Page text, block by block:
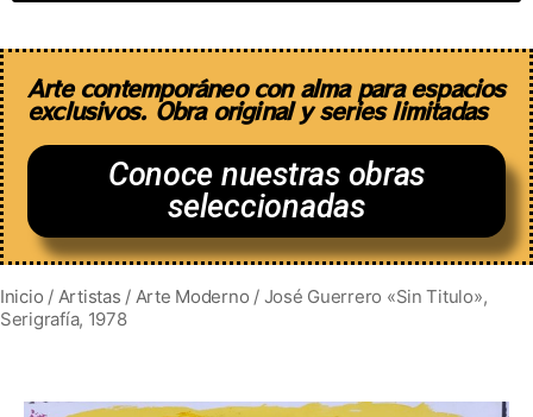
Arte contemporáneo con alma para espacios
exclusivos. Obra original y series limitadas
Conoce nuestras obras
seleccionadas
Inicio / Artistas / Arte Moderno / José Guerrero «Sin Titulo»,
Serigrafía, 1978